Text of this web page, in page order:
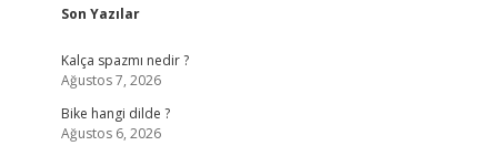
Sidebar
Son Yazılar
Kalça spazmı nedir ?
Ağustos 7, 2026
Bike hangi dilde ?
Ağustos 6, 2026